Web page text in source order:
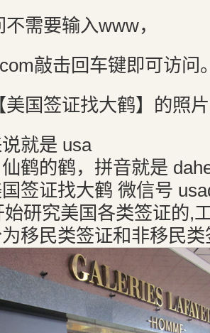
需要输入www，
敲击回车键即可访问
美国签证找大鹤】的照片
就是 usa
鹤的鹤，拼音就是
签证找大鹤 微信号
始研究美国各类签证的,
移民类签证和非移民